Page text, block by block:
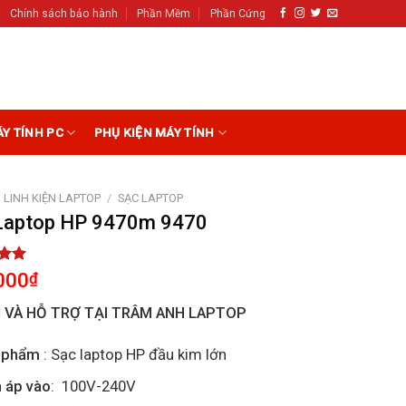
Chính sách bảo hành Phần Mềm Phần Cứng
TÍNH PC PHỤ KIỆN MÁY TÍNH
LINH KIỆN LAPTOP / SẠC LAPTOP
HP 9470m 9470
₫
VÀ HỖ TRỢ TẠI TRÂM ANH LAPTOP
: Sạc laptop HP đầu kim lớn
áp vào: 100V-240V